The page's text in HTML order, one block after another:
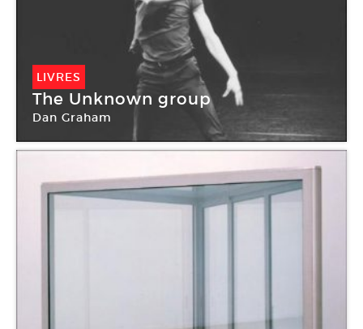
LIVRES
The Unknown group
Dan Graham